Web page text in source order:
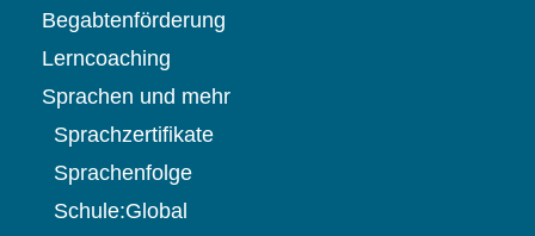
Begabtenförderung
Lerncoaching
Sprachen und mehr
Sprachzertifikate
Sprachenfolge
Schule:Global